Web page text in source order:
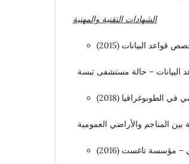
الشهادات التقنية والمهنية